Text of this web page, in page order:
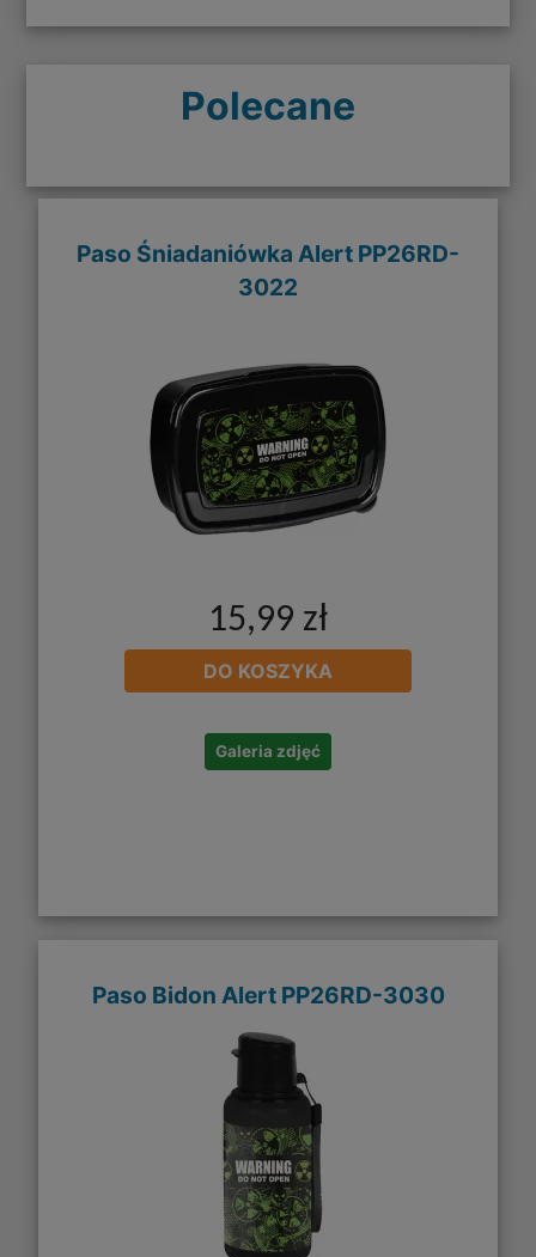
Polecane
Paso Śniadaniówka Alert PP26RD-
3022
15,99 zł
DO KOSZYKA
Galeria zdjęć
Paso Bidon Alert PP26RD-3030